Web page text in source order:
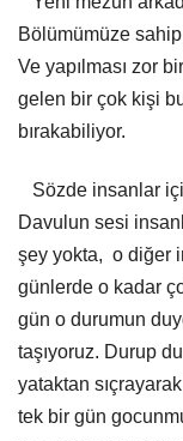
Bölümümüze
Ve yapılması zor
gelen bir çok kişi
bırakabiliyor.
Sözde insanlar
Davulun sesi
şey yokta, o diğer
günlerde o kadar
gün o durumun
taşıyoruz. Durup
yataktan
tek bir gün